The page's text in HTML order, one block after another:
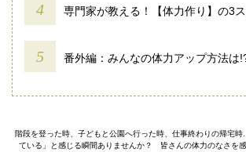
専門家が教える！【体力作り】の3
番外編：みんなの体力アップ方法は
階段を登った時、子どもと公園へ行った時、仕事終わりの帰宅
ている」と感じる瞬間ありませんか？ 皆さんの体力のなさを